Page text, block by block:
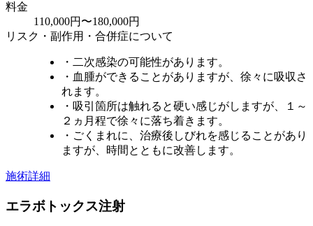
料金
110,000円〜180,000円
リスク・副作用・合併症について
・二次感染の可能性があります。
・血腫ができることがありますが、徐々に吸収さ
れます。
・吸引箇所は触れると硬い感じがしますが、１～
２ヵ月程で徐々に落ち着きます。
・ごくまれに、治療後しびれを感じることがあり
ますが、時間とともに改善します。
施術詳細
エラボトックス注射